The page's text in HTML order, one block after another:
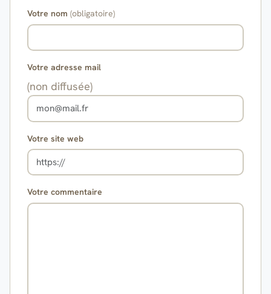
Votre nom (obligatoire)
Votre adresse mail
(non diffusée)
Votre site web
Votre commentaire